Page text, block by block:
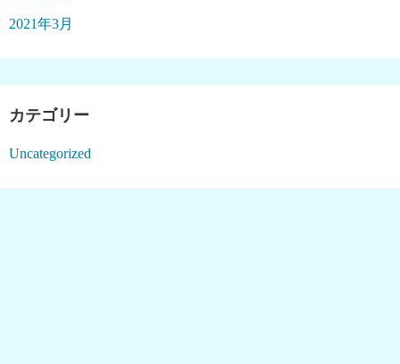
2021年3月
カテゴリー
Uncategorized